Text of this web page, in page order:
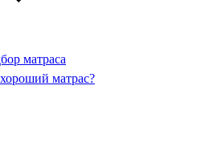
матраса
матрас?